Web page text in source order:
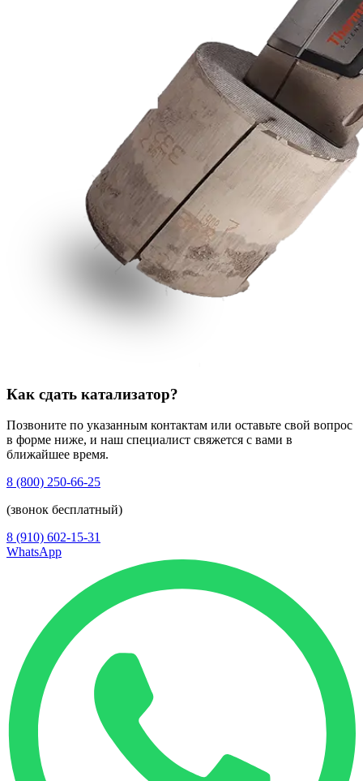
Как сдать катализатор?
Позвоните по указанным контактам или оставьте свой вопрос
в форме ниже, и наш специалист свяжется с вами в
ближайшее время.
8 (800) 250-66-25
(звонок бесплатный)
8 (910) 602-15-31
WhatsApp